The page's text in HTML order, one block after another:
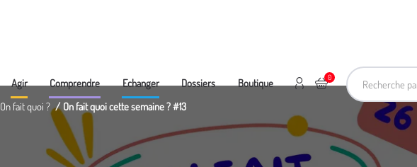
Recherche
Agir Comprendre Echanger Dossiers Boutique 0
Ajouter au panier
Mon compte
On fait quoi ? On fait quoi cette semaine ? #13